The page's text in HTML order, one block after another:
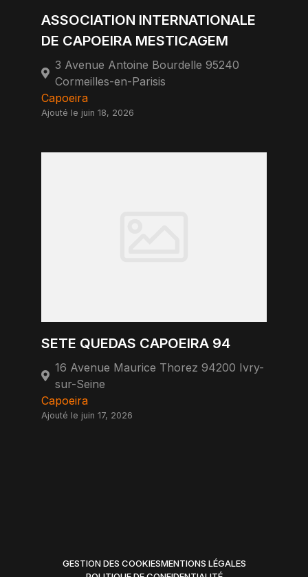
ASSOCIATION INTERNATIONALE
DE CAPOEIRA MESTICAGEM
3 Avenue Antoine Bourdelle 95240
Cormeilles-en-Parisis
Capoeira
Ajouté le juin 18, 2026
SETE QUEDAS CAPOEIRA 94
16 Avenue Maurice Thorez 94200 Ivry-
sur-Seine
Capoeira
Ajouté le juin 17, 2026
GESTION DES COOKIESMENTIONS LÉGALES